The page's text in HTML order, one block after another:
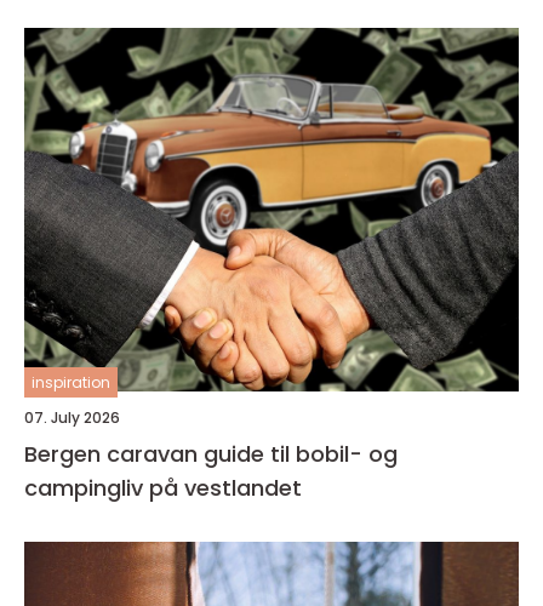
inspiration
07. July 2026
Bergen caravan guide til bobil- og
campingliv på vestlandet